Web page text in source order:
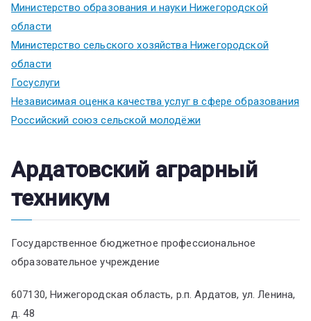
Министерство образования и науки Нижегородской
области
Министерство сельского хозяйства Нижегородской
области
Госуслуги
Независимая оценка качества услуг в сфере образования
Российский союз сельской молодёжи
Ардатовский аграрный
техникум
Государственное бюджетное профессиональное
образовательное учреждение
607130, Нижегородская область, р.п. Ардатов, ул. Ленина,
д. 48